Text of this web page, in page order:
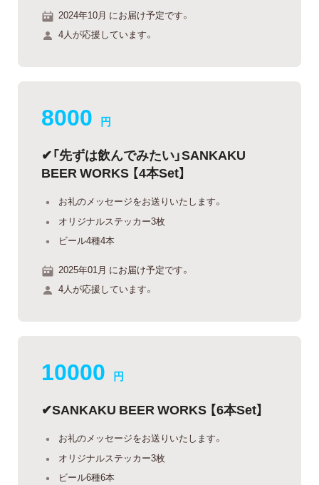
2024年10月 にお届け予定です。
4人が応援しています。
8000 円
✔︎「先ずは飲んでみたい」SANKAKU
BEER WORKS 【4本Set】
お礼のメッセージをお送りいたします。
オリジナルステッカー3枚
ビール4種4本
2025年01月 にお届け予定です。
4人が応援しています。
10000 円
✔︎SANKAKU BEER WORKS 【6本Set】
お礼のメッセージをお送りいたします。
オリジナルステッカー3枚
ビール6種6本